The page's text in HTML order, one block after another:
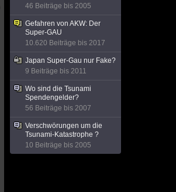
46 Beiträge bis 2005
Gefahren von AKW: Der
Super-GAU
10.620 Beiträge bis 2017
Japan Super-Gau nur Fake?
9 Beiträge bis 2011
Wo sind die Tsunami
Spendengelder?
56 Beiträge bis 2007
Verschwörungen um die
Tsunami-Katastrophe ?
10 Beiträge bis 2005